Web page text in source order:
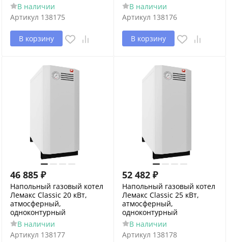
В наличии
Артикул 138175
В корзину
В наличии
Артикул 138176
В корзину
46 885 ₽
Напольный газовый котел
Лемакс Classic 20 кВт,
атмосферный,
одноконтурный
В наличии
Артикул 138177
52 482 ₽
Напольный газовый котел
Лемакс Classic 25 кВт,
атмосферный,
одноконтурный
В наличии
Артикул 138178